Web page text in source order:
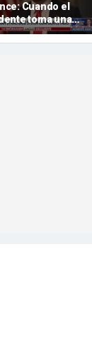
Cuando el
toma una
estamos todos